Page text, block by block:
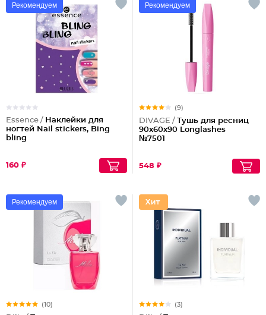
Рекомендуем
Essence / Наклейки для
ногтей Nail stickers, Bing
bling
160 ₽
Рекомендуем
(9)
DIVAGE / Тушь для ресниц
90x60x90 Longlashes
№7501
548 ₽
Рекомендуем
(10) (3)